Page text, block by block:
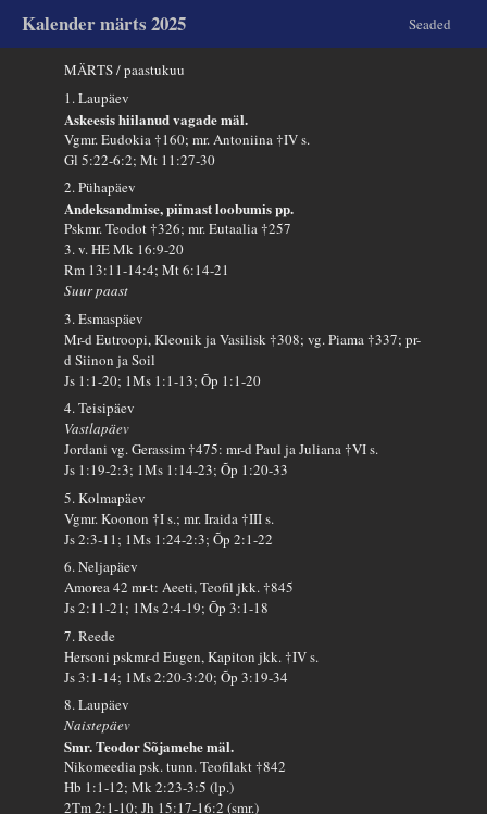
Kalender märts 2025 Seaded
MÄRTS / paastukuu
1. Laupäev
Askeesis hiilanud vagade mäl.
Vgmr. Eudokia †160; mr. Antoniina †IV s.
Gl 5:22-6:2; Mt 11:27-30
2. Pühapäev
Andeksandmise, piimast loobumis pp.
Pskmr. Teodot †326; mr. Eutaalia †257
3. v. HE Mk 16:9-20
Rm 13:11-14:4; Mt 6:14-21
Suur paast
3. Esmaspäev
Mr-d Eutroopi, Kleonik ja Vasilisk †308; vg. Piama †337; pr-
d Siinon ja Soil
Js 1:1-20; 1Ms 1:1-13; Õp 1:1-20
4. Teisipäev
Vastlapäev
Jordani vg. Gerassim †475: mr-d Paul ja Juliana †VI s.
Js 1:19-2:3; 1Ms 1:14-23; Õp 1:20-33
5. Kolmapäev
Vgmr. Koonon †I s.; mr. Iraida †III s.
Js 2:3-11; 1Ms 1:24-2:3; Õp 2:1-22
6. Neljapäev
Amorea 42 mr-t: Aeeti, Teofil jkk. †845
Js 2:11-21; 1Ms 2:4-19; Õp 3:1-18
7. Reede
Hersoni pskmr-d Eugen, Kapiton jkk. †IV s.
Js 3:1-14; 1Ms 2:20-3:20; Õp 3:19-34
8. Laupäev
Naistepäev
Smr. Teodor Sõjamehe mäl.
Nikomeedia psk. tunn. Teofilakt †842
Hb 1:1-12; Mk 2:23-3:5 (lp.)
2Tm 2:1-10; Jh 15:17-16:2 (smr.)